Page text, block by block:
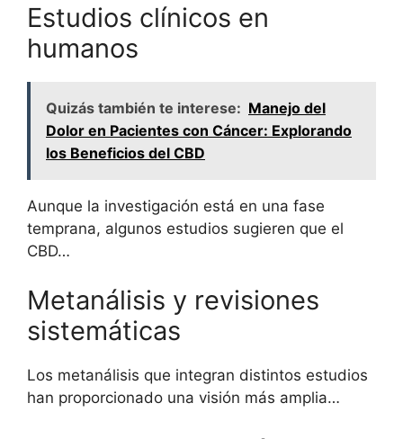
Estudios clínicos en
humanos
Quizás también te interese: Manejo del
Dolor en Pacientes con Cáncer: Explorando
los Beneficios del CBD
Aunque la investigación está en una fase
temprana, algunos estudios sugieren que el
CBD…
Metanálisis y revisiones
sistemáticas
Los metanálisis que integran distintos estudios
han proporcionado una visión más amplia…